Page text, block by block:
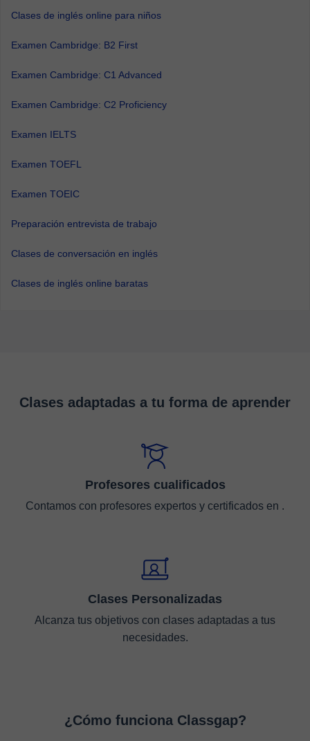
Clases de inglés online para niños
Examen Cambridge: B2 First
Examen Cambridge: C1 Advanced
Examen Cambridge: C2 Proficiency
Examen IELTS
Examen TOEFL
Examen TOEIC
Preparación entrevista de trabajo
Clases de conversación en inglés
Clases de inglés online baratas
Clases adaptadas a tu forma de aprender
Profesores cualificados
Contamos con profesores expertos y certificados en .
Clases Personalizadas
Alcanza tus objetivos con clases adaptadas a tus
necesidades.
¿Cómo funciona Classgap?